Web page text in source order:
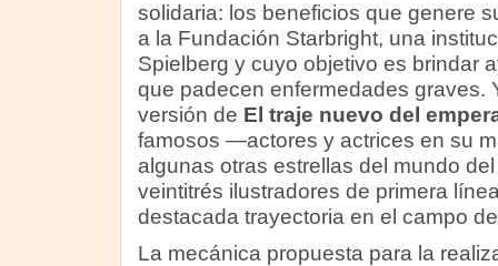
solidaria: los beneficios que genere
a la Fundación Starbright, una
Spielberg y cuyo objetivo es brindar
que padecen enfermedades graves.
versión de El traje nuevo del
famosos —actores y actrices en su
algunas otras estrellas del mundo
veintitrés ilustradores de primera
destacada trayectoria en el campo
La mecánica propuesta para la